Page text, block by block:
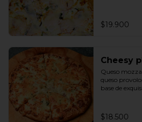
$19.900
Cheesy
Queso
queso
base de
$18.500